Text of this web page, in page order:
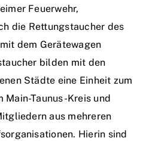
Feuerwehr,
die Rettungstaucher des
dem Gerätewagen
bilden mit den
Städte eine Einheit zum
Main-Taunus-Kreis und
aus mehreren
Hierin sind